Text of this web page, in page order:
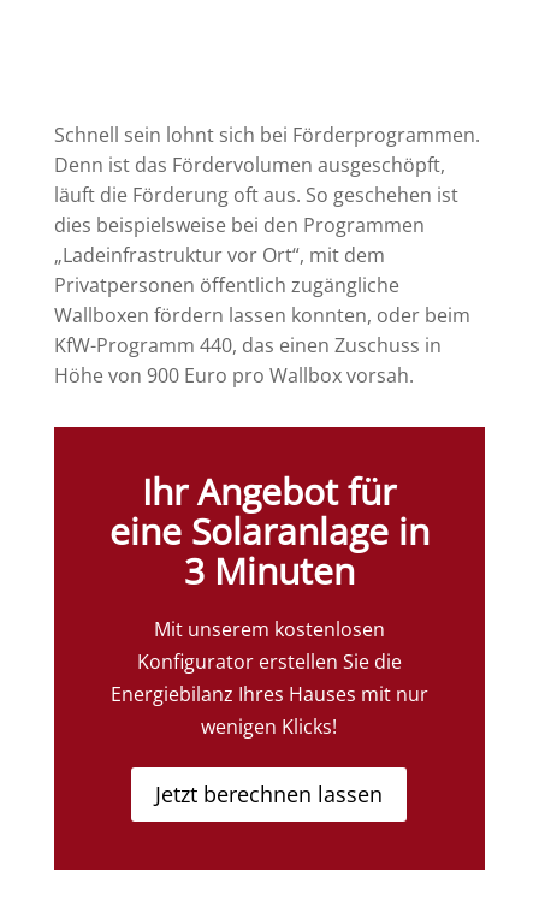
Schnell sein lohnt sich bei Förderprogrammen.
Denn ist das Fördervolumen ausgeschöpft,
läuft die Förderung oft aus. So geschehen ist
dies beispielsweise bei den Programmen
„Ladeinfrastruktur vor Ort“, mit dem
Privatpersonen öffentlich zugängliche
Wallboxen fördern lassen konnten, oder beim
KfW-Programm 440, das einen Zuschuss in
Höhe von 900 Euro pro Wallbox vorsah.
Ihr Angebot für
eine Solaranlage in
3 Minuten
Mit unserem kostenlosen
Konfigurator erstellen Sie die
Energiebilanz Ihres Hauses mit nur
wenigen Klicks!
Jetzt berechnen lassen